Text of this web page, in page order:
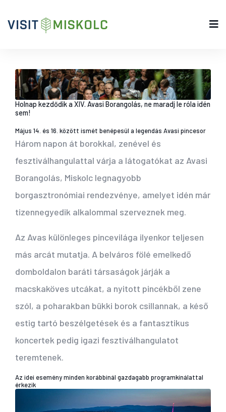
Holnap kezdődik a XIV. Avasi Borangolás, ne maradj le róla idén
sem!
Május 14. és 16. között ismét benépesül a legendás Avasi pincesor
Három napon át borokkal, zenével és
fesztiválhangulattal várja a látogatókat az Avasi
Borangolás, Miskolc legnagyobb
borgasztronómiai rendezvénye, amelyet idén már
tizennegyedik alkalommal szerveznek meg.
Az Avas különleges pincevilága ilyenkor teljesen
más arcát mutatja. A belváros fölé emelkedő
domboldalon baráti társaságok járják a
macskaköves utcákat, a nyitott pincékből zene
szól, a poharakban bükki borok csillannak, a késő
estig tartó beszélgetések és a fantasztikus
koncertek pedig igazi fesztiválhangulatot
teremtenek.
Az idei esemény minden korábbinál gazdagabb programkínálattal
érkezik